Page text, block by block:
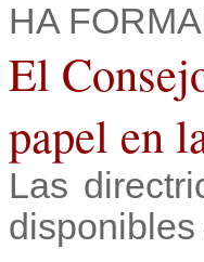
HA
El
papel en
Las